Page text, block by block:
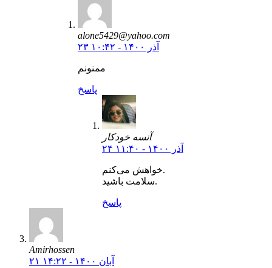
alone5429@yahoo.com
۲۳ آذر ۱۴۰۰ - ۱۰:۴۲
ممنونم
پاسخ
آنسه خودکار
۲۴ آذر ۱۴۰۰ - ۱۱:۴۰
خواهش می‌کنم.
سلامت باشید.
پاسخ
Amirhossen
۲۱ آبان ۱۴۰۰ - ۱۴:۲۲